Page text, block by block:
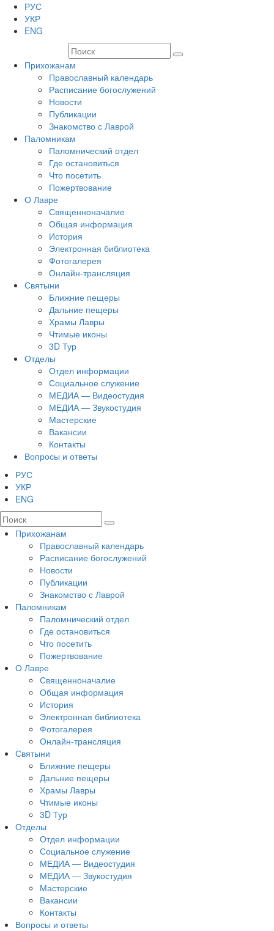
РУС
УКР
ENG
Прихожанам
Православный календарь
Расписание богослужений
Новости
Публикации
Знакомство с Лаврой
Паломникам
Паломнический отдел
Где остановиться
Что посетить
Пожертвование
О Лавре
Священноначалие
Общая информация
История
Электронная библиотека
Фотогалерея
Онлайн-трансляция
Святыни
Ближние пещеры
Дальние пещеры
Храмы Лавры
Чтимые иконы
3D Тур
Отделы
Отдел информации
Социальное служение
МЕДИА — Видеостудия
МЕДИА — Звукостудия
Мастерские
Вакансии
Контакты
Вопросы и ответы
РУС
УКР
ENG
Прихожанам
Православный календарь
Расписание богослужений
Новости
Публикации
Знакомство с Лаврой
Паломникам
Паломнический отдел
Где остановиться
Что посетить
Пожертвование
О Лавре
Священноначалие
Общая информация
История
Электронная библиотека
Фотогалерея
Онлайн-трансляция
Святыни
Ближние пещеры
Дальние пещеры
Храмы Лавры
Чтимые иконы
3D Тур
Отделы
Отдел информации
Социальное служение
МЕДИА — Видеостудия
МЕДИА — Звукостудия
Мастерские
Вакансии
Контакты
Вопросы и ответы